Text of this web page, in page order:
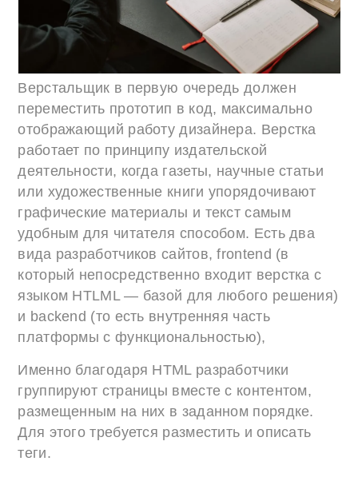
Верстальщик в первую очередь должен
переместить прототип в код, максимально
отображающий работу дизайнера. Верстка
работает по принципу издательской
деятельности, когда газеты, научные статьи
или художественные книги упорядочивают
графические материалы и текст самым
удобным для читателя способом. Есть два
вида разработчиков сайтов, frontend (в
который непосредственно входит верстка с
языком HTLML — базой для любого решения)
и backend (то есть внутренняя часть
платформы с функциональностью),
Именно благодаря HTML разработчики
группируют страницы вместе с контентом,
размещенным на них в заданном порядке.
Для этого требуется разместить и описать
теги.